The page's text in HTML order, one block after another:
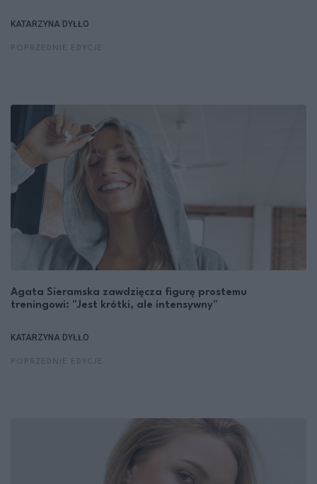
KATARZYNA DYŁŁO
Agata Sieramska zawdzięcza figurę prostemu
treningowi: "Jest krótki, ale intensywny"
KATARZYNA DYŁŁO